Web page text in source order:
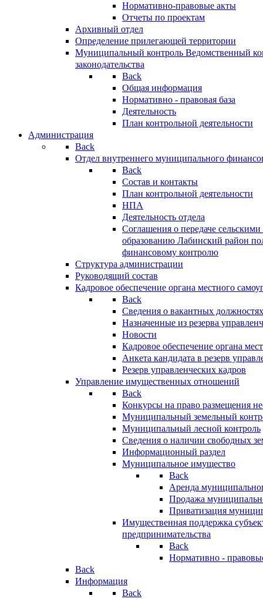
Нормативно-правовые акты
Отчеты по проектам
Архивный отдел
Определение прилегающей территории
Муниципальный контроль Ведомственный
законодательства
Back
Общая информация
Нормативно - правовая база
Деятельность
План контрольной деятельности
Администрация
Back
Отдел внутреннего муниципального
Back
Состав и контакты
План контрольной деятельности
НПА
Деятельность отдела
Соглашения о передаче
образованию Лабинский район
финансовому контролю
Структура администрации
Руководящий состав
Кадровое обеспечение органа местного
Back
Сведения о вакантных
Назначенные из резерва
Новости
Кадровое обеспечение органа
Анкета кандидата в резерв
Резерв управленческих кадров
Управление имущественных отношений
Back
Конкурсы на право размещения
Муниципальный земельный
Муниципальный лесной контроль
Сведения о наличии свободных
Информационный раздел
Муниципальное имущество
Back
Аренда
Продажа
Приватизация
Имущественная поддержка
предпринимательства
Back
Нормативно -
Back
Информация
Back